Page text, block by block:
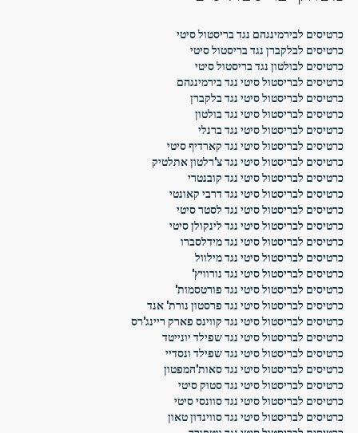
כרטיסים לבירמינגהם נגד בריסטול סיטי
כרטיסים לבלקברן נגד בריסטול סיטי
כרטיסים לבולטון נגד בריסטול סיטי
כרטיסים לבריסטול סיטי נגד בירמינגהם
כרטיסים לבריסטול סיטי נגד בלקברן
כרטיסים לבריסטול סיטי נגד בולטון
כרטיסים לבריסטול סיטי נגד ברנלי
כרטיסים לבריסטול סיטי נגד קארדיף סיטי
כרטיסים לבריסטול סיטי נגד צ'רלטון אתלטיק
כרטיסים לבריסטול סיטי נגד קובנטרי
כרטיסים לבריסטול סיטי נגד דרבי קאונטי
כרטיסים לבריסטול סיטי נגד לסטר סיטי
כרטיסים לבריסטול סיטי נגד לינקולן סיטי
כרטיסים לבריסטול סיטי נגד מידלסברו
כרטיסים לבריסטול סיטי נגד מילוול
כרטיסים לבריסטול סיטי נגד נורוויץ'
כרטיסים לבריסטול סיטי נגד פורטסמות'
כרטיסים לבריסטול סיטי נגד פרסטון נורת' אנד
כרטיסים לבריסטול סיטי נגד קווינס פארק ריינג'רס
כרטיסים לבריסטול סיטי נגד שפילד יונייטד
כרטיסים לבריסטול סיטי נגד שפילד ונסדיי
כרטיסים לבריסטול סיטי נגד סאות'המפטון
כרטיסים לבריסטול סיטי נגד סטוק סיטי
כרטיסים לבריסטול סיטי נגד סוונסי סיטי
כרטיסים לבריסטול סיטי נגד סווינדון טאון